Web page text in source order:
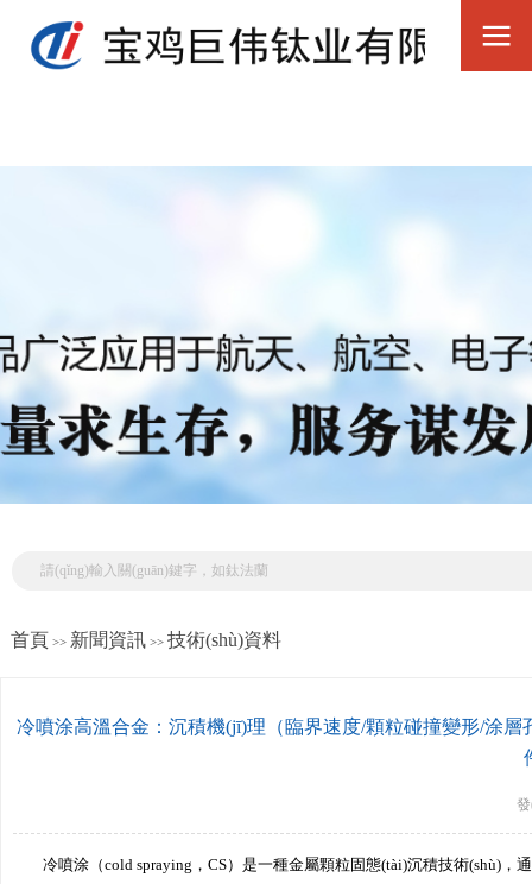
看-播放毛片-成人夜晚视频-丁香久久婷婷-香港大片大全免费
首頁 >> 新聞資訊>> 技術(shù)資料
冷噴涂高溫合金：沉積機(jī)理（臨界速度/顆粒碰撞變形/涂
冷噴涂（cold spraying，CS）是一種金屬顆粒固態(tài)沉積技術(shù)